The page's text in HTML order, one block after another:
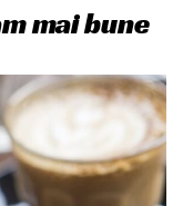
mai bune